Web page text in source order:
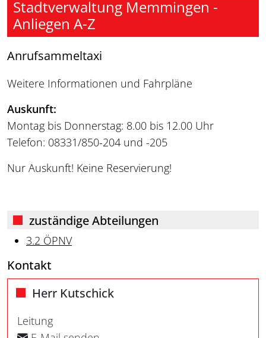
Stadtverwaltung Memmingen -
Anliegen A-Z
Anrufsammeltaxi
Weitere Informationen und Fahrpläne
Auskunft:
Montag bis Donnerstag: 8.00 bis 12.00 Uhr
Telefon: 08331/850-204 und -205
Nur Auskunft! Keine Reservierung!
zuständige Abteilungen
3.2 ÖPNV
Kontakt
Herr Kutschick
Leitung